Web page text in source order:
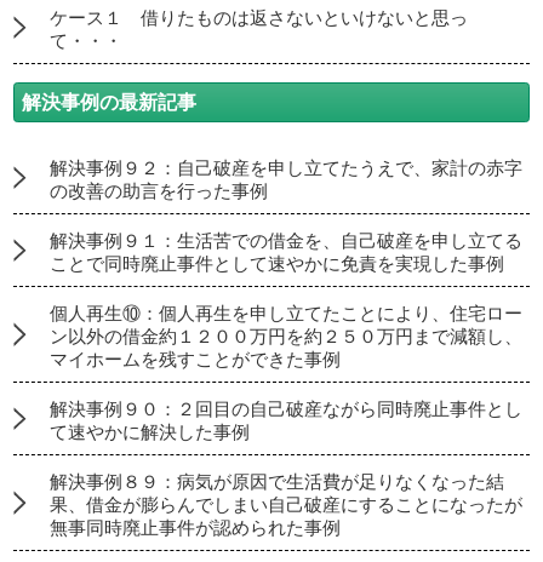
ケース１ 借りたものは返さないといけないと思っ
て・・・
解決事例の最新記事
解決事例９２：自己破産を申し立てたうえで、家計の赤字
の改善の助言を行った事例
解決事例９１：生活苦での借金を、自己破産を申し立てる
ことで同時廃止事件として速やかに免責を実現した事例
個人再生⑩：個人再生を申し立てたことにより、住宅ロー
ン以外の借金約１２００万円を約２５０万円まで減額し、
マイホームを残すことができた事例
解決事例９０：２回目の自己破産ながら同時廃止事件とし
て速やかに解決した事例
解決事例８９：病気が原因で生活費が足りなくなった結
果、借金が膨らんでしまい自己破産にすることになったが
無事同時廃止事件が認められた事例